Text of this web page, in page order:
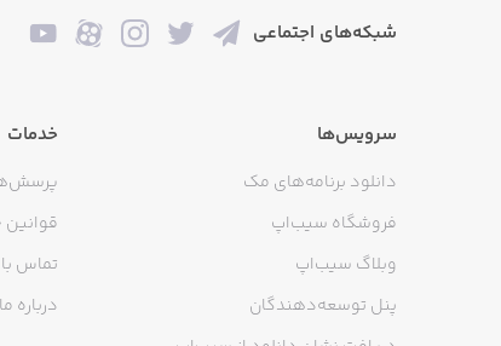
شبکه‌های اجتماعی
سرویس‌ها
دانلود برنامه‌های مک
فروشگاه سیب‌اپ
وبلاگ سیب‌اپ
پنل توسعه‌دهندگان
خدمات
قوانین
تماس
درباره ما